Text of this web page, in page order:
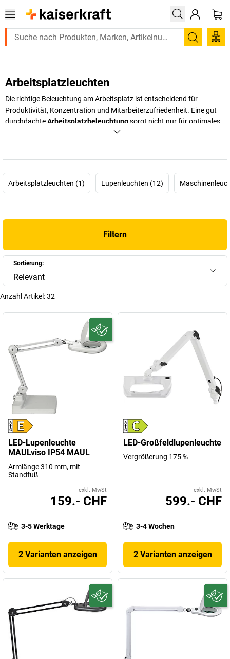
Suchen
Arbeitsplatzleuchten
Die richtige Beleuchtung am Arbeitsplatz ist entscheidend für
Produktivität, Konzentration und Mitarbeiterzufriedenheit. Eine gut
durchdachteArbeitsplatzbeleuchtungsorgt nicht nur für optimales
Sehen, sondern kann auch Ermüdung reduzieren und somit die
Ob Sie eine
Werkstatt Arbeitsplatzleuchte
für feinmechanische
das richtige Licht für Ihre individuellen Anforderungen finden, bieten
Mehr anzeigen
Arbeitsplatzleuchten (1) Lupenleuchten (12)
Filtern
Sortierung:
Relevant
Anzahl Artikel:32
LED-Lupenleuchte
MAULviso IP54 MAUL
Armlänge 310 mm, mit
Standfuß
exkl. MwSt
159.- CHF
3-5 Werktage
2 Varianten anzeigen
LED-Großfeldlupenleuchte
Vergrößerung 175 %
exkl. MwSt
599.- CHF
3-4 Wochen
2 Varianten anzeigen